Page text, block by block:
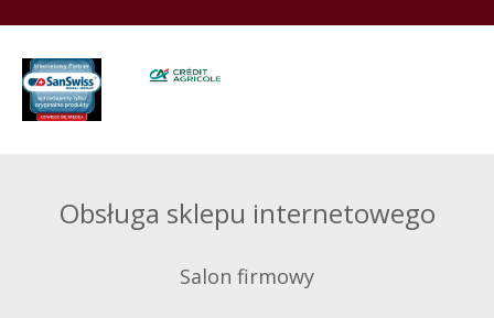
Obsługa sklepu internetowego
Salon firmowy